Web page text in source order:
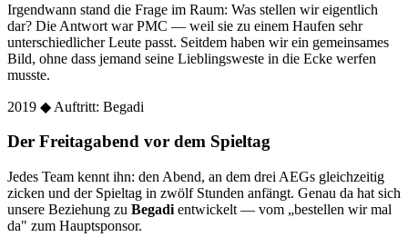
Irgendwann stand die Frage im Raum: Was stellen wir eigentlich
dar? Die Antwort war PMC — weil sie zu einem Haufen sehr
unterschiedlicher Leute passt. Seitdem haben wir ein gemeinsames
Bild, ohne dass jemand seine Lieblingsweste in die Ecke werfen
musste.
2019 ◆ Auftritt: Begadi
Der Freitagabend vor dem Spieltag
Jedes Team kennt ihn: den Abend, an dem drei AEGs gleichzeitig
zicken und der Spieltag in zwölf Stunden anfängt. Genau da hat sich
unsere Beziehung zu Begadi entwickelt — vom „bestellen wir mal
da" zum Hauptsponsor.